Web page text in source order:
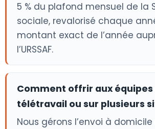
5 % du plafond mensuel de la
sociale, revalorisé chaque
montant exact de l’année
l’URSSAF.
Comment offrir aux équipes
télétravail ou sur plusieurs
Nous gérons l’envoi à